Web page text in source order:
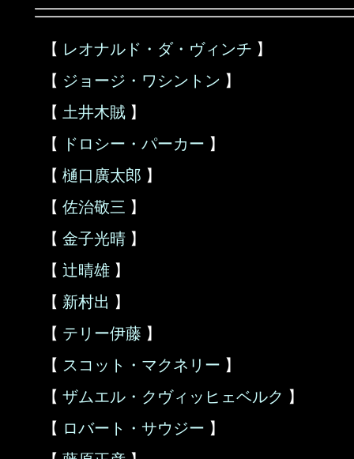
【 レオナルド・ダ・ヴィンチ 】
【 ジョージ・ワシントン 】
【 土井木賊 】
【
ドロシー・パーカー 】
【 樋口廣太郎 】
【 佐治敬三 】
【 金子光晴 】
【 辻晴雄 】
【 新村出 】
【 テリー伊藤 】
【 スコット・マクネリー 】
【 ザムエル・クヴィッヒェベルク 】
【 ロバート・サウジー 】